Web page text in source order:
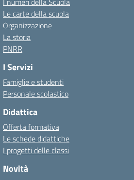
Le carte della scuola
Organizzazione
La storia
PNRR
I Servizi
Famiglie e studenti
Personale scolastico
Didattica
Offerta formativa
Le schede didattiche
I progetti delle classi
Novità